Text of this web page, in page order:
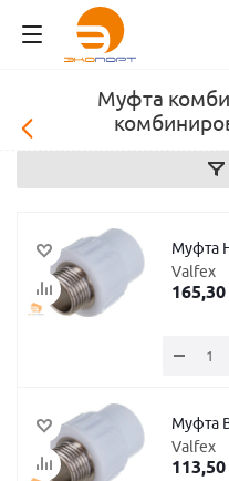
Муфта
Муфта
Valfex
165,30
Муфта
Valfex
113,50